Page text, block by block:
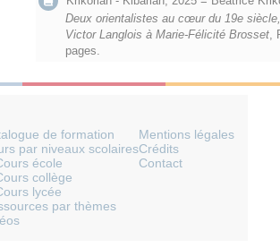
Deux orientalistes au cœur du 19e
Victor Langlois à Marie-Félicité Brosset,
pages.
de formation
par niveaux scolaires
école
collège
lycée
par thèmes
Mentions légales
Crédits
Contact